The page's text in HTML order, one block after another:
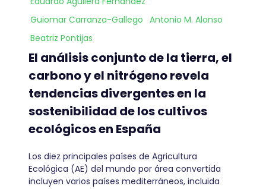
Guiomar Carranza-Gallego Antonio M. Alonso
Beatriz Pontijas
El análisis conjunto de la tierra, el
carbono y el nitrógeno revela
tendencias divergentes en la
sostenibilidad de los cultivos
ecológicos en España
Los diez principales países de Agricultura
Ecológica (AE) del mundo por área convertida
incluyen varios países mediterráneos, incluida